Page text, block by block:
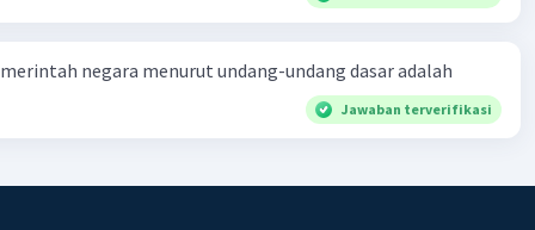
negara menurut undang-undang dasar adalah
Jawaban terverifikasi